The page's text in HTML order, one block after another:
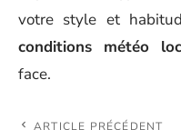
votre style et
conditions météo
face.
ARTICLE PRÉCÉDENT